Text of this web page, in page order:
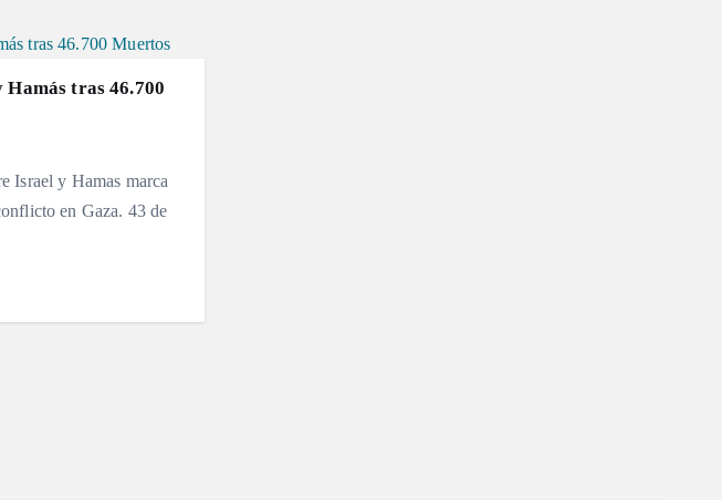
tras 46.700
Israel y Hamas marca
en Gaza. 43 de